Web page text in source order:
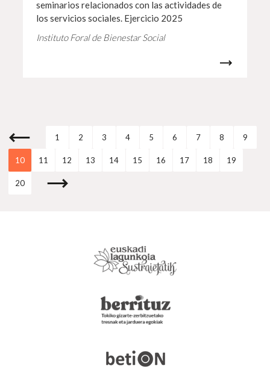
seminarios relacionados con las actividades de
los servicios sociales. Ejercicio 2025
Instituto Foral de Bienestar Social
1 2 3 4 5 6 7 8 9
10 11 12 13 14 15 16 17 18 19
20